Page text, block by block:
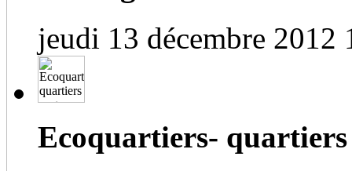
jeudi 13 décembre 2012
Ecoquartiers- quartiers